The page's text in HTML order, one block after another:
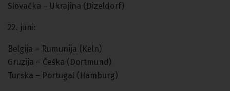
Slovačka – Ukrajina (Dizeldorf)
22. juni:
Belgija – Rumunija (Keln)
Gruzija – Češka (Dortmund)
Turska – Portugal (Hamburg)